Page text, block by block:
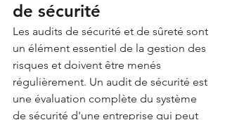
de sécurité
Les audits de sécurité et de sûreté sont
un élément essentiel de la gestion des
risques et doivent être menés
régulièrement. Un audit de sécurité est
une évaluation complète du système
de sécurité d'une entreprise qui peut